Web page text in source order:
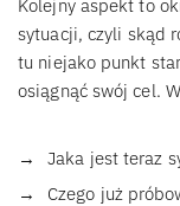
Kolejny aspekt to
sytuacji, czyli skąd
tu niejako punkt
osiągnąć swój cel.
Jaka jest teraz
Czego już